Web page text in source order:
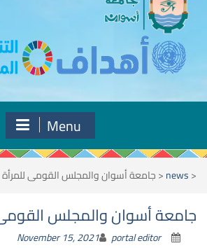
Menu
<
news
<جامعة أسوان والمجلس القومى للمرأة
جامعة أسوان والمجلس
November 15, 2021 portal editor